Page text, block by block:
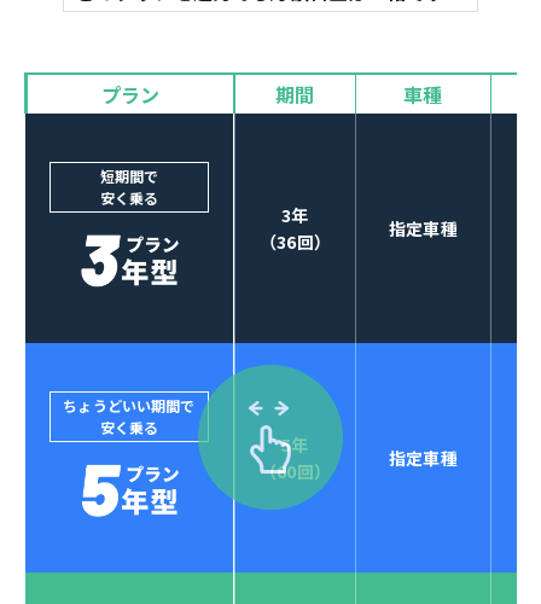
バイザー
3
オプションも選べる！
POINT
4
セブンマックスなら
クレジットカード払い可能
ジョイカルジャパンでは、カーリース決済を国際5大カ
プラン 期間 車種
短期間で
安く乗る
3年
（36回）
指定車種
ちょうどいい期間で
安く乗る
5年
（60回）
指定車種